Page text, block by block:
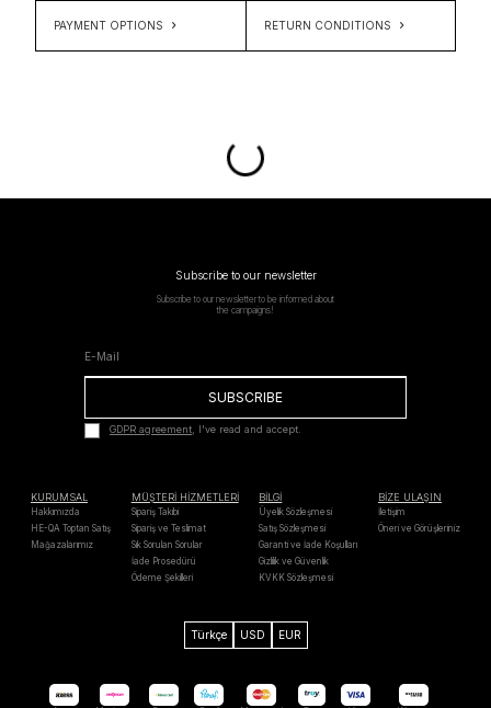
PAYMENT OPTIONS RETURN CONDITIONS
Subscribe to our newsletter
Subscribe to our newsletter to be informed about
the campaigns!
SUBSCRIBE
GDPR agreement, I've read and accept.
KURUMSAL
Hakkımızda
HE-QA Toptan Satış
Mağazalarımız
MÜŞTERİ HİZMETLERİ
Sipariş Takibi
Sipariş ve Teslimat
Sık Sorulan Sorular
İade Prosedürü
Ödeme Şekilleri
BİLGİ
Üyelik Sözleşmesi
Satış Sözleşmesi
Garanti ve İade Koşulları
Gizlilik ve Güvenlik
KVKK Sözleşmesi
BİZE ULAŞIN
İletişim
Öneri ve Görüşleriniz
Türkçe USD EUR